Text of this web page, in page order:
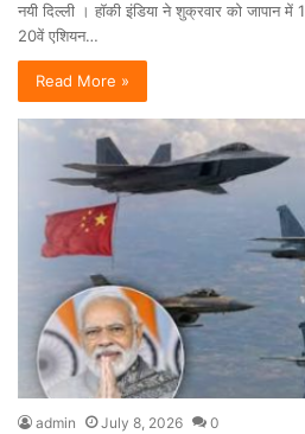
नयी दिल्ली । हॉकी इंडिया ने शुक्रवार को जापान
20वें एशियन…
Read More »
admin July 8, 2026 0